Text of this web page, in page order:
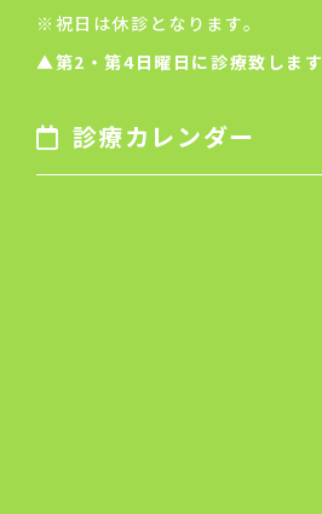
※祝日は休診となります。
▲第2・第4日曜日に診療致します
診療カレンダー